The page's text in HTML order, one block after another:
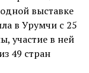
выставке
в Урумчи с 25
участие в ней
49 стран